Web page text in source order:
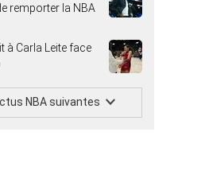
remporter la NBA
à Carla Leite face
NBA suivantes